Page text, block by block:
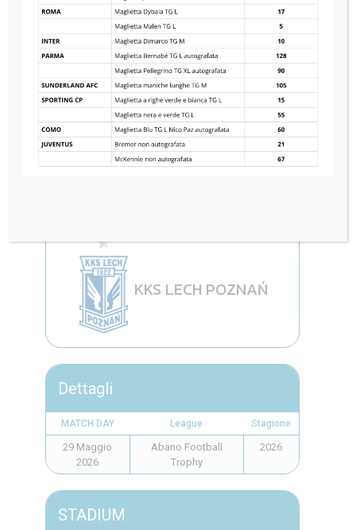
PARMA CALCIO 1913
8
KKS LECH POZNAŃ
Dettagli
MATCH DAY League Stagione
29 Maggio
2026
Abano Football
Trophy
2026
STADIUM